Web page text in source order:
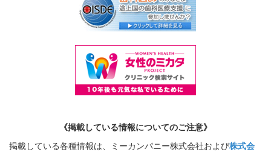
《掲載している情報についてのご注意》
掲載している各種情報は、ミーカンパニー株式会社および株式会